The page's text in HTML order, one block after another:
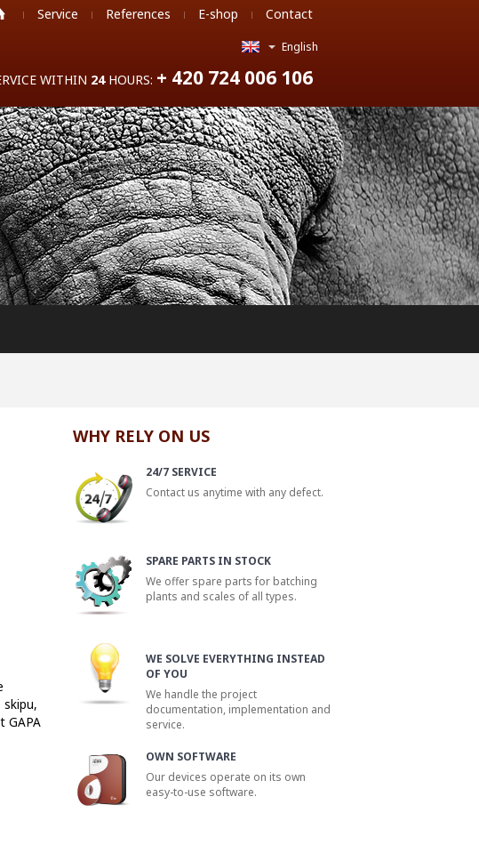
Service References E-shop Contact
WITHIN 24HOURS: + 420 724 006 106
English
GAPA
WHY RELY ON US
24/7 SERVICE
Contact us anytime with any defect.
SPARE PARTS IN STOCK
We offer spare parts for batching
plants and scales of all types.
WE SOLVE EVERYTHING INSTEAD
OF YOU
We handle the project
documentation, implementation and
service.
OWN SOFTWARE
Our devices operate on its own
easy-to-use software.